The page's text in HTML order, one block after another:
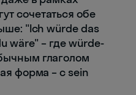
сочетаться обе
"Ich würde das
wäre" – где würde-
глаголом
форма – с sein